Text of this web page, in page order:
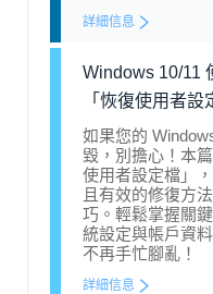
詳細信息
Windows 10/11
「恢復使用者
如果您的
毀，別擔心！本
使用者設定檔」
且有效的修復方
巧。輕鬆掌握關
統設定與帳戶資
不再手忙腳亂！
詳細信息